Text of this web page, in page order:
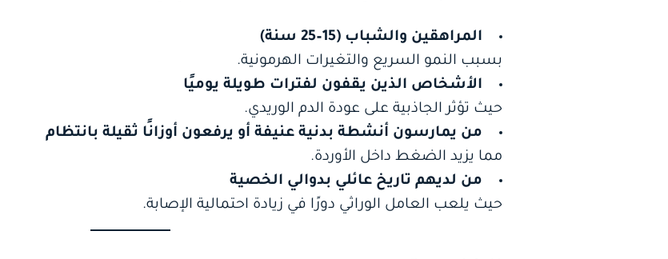
المراهقين والشباب (15–25 سنة)
بسبب النمو السريع والتغيرات الهرمونية.
الأشخاص الذين يقفون لفترات طويلة يوميًا
حيث تؤثر الجاذبية على عودة الدم الوريدي.
من يمارسون أنشطة بدنية عنيفة أو يرفعون أوزانًا ثقيلة بانتظام
مما يزيد الضغط داخل الأوردة.
من لديهم تاريخ عائلي بدوالي الخصية
حيث يلعب العامل الوراثي دورًا في زيادة احتمالية الإصابة.